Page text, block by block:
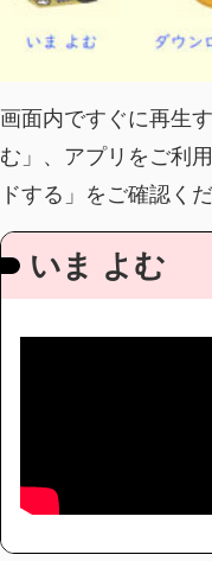
画面内ですぐに再生
む」、アプリをご利
ドする」をご確認くだ
いま よむ